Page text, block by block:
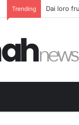
Trending Dai loro